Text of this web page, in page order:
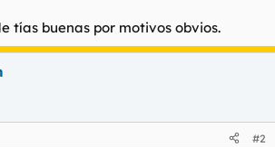
tías buenas por motivos obvios.
#2